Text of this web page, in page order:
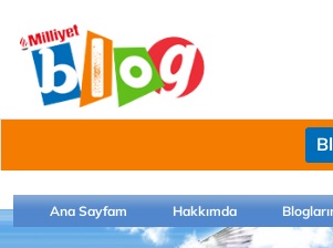
Ana Sayfam Hakkımda